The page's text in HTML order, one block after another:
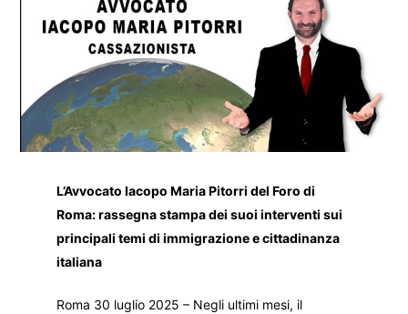
L’Avvocato Iacopo Maria Pitorri del Foro di
Roma: rassegna stampa dei suoi interventi sui
principali temi di immigrazione e cittadinanza
italiana
Roma 30 luglio 2025 – Negli ultimi mesi, il